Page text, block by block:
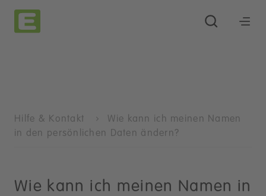
Hilfe & Kontakt
Wie kann ich meinen Namen
in den persönlichen Daten ändern?
Wie kann ich meinen Namen in